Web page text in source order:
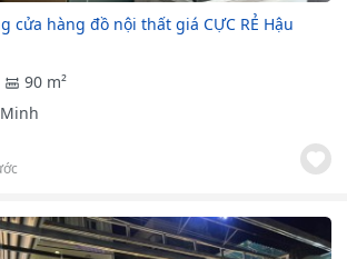
cửa hàng đồ nội thất giá CỰC RẺ Hậu
90 m²